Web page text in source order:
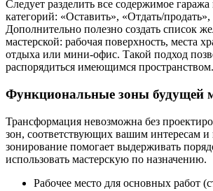
Следует разделить все содержимое гаража
категорий: «Оставить», «Отдать/
Дополнительно полезно создать список
мастерской: рабочая поверхность, места
отдыха или мини-офис. Такой подход
распорядиться имеющимся пространством.
Функциональные зоны будущей
Трансформация невозможна без
зон, соответствующих вашим интересам
зонирование помогает выдерживать
использовать мастерскую по назначению.
Рабочее место для основных работ